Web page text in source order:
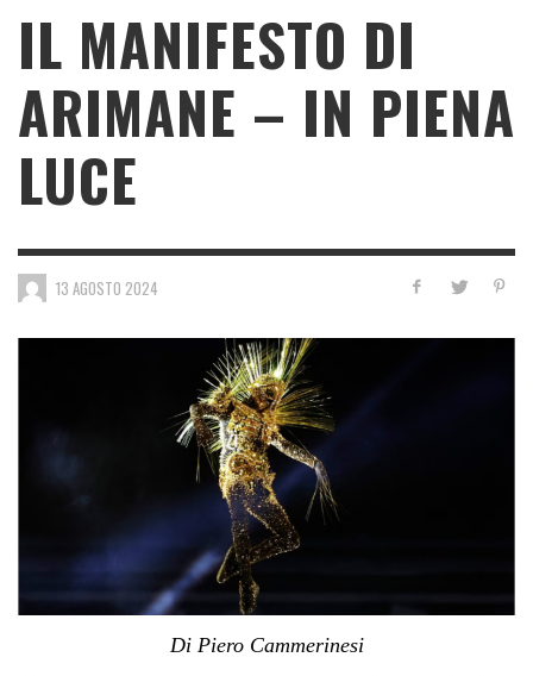
IL MANIFESTO DI
ARIMANE – IN PIENA
LUCE
13 AGOSTO 2024
Di Piero Cammerinesi